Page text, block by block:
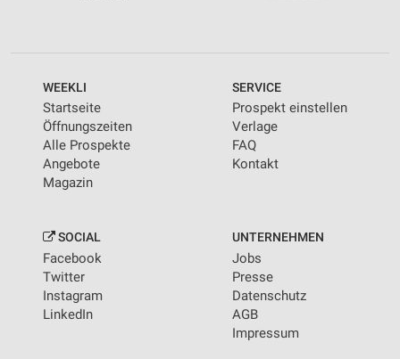
WEEKLI
Startseite
Öffnungszeiten
Alle Prospekte
Angebote
Magazin
SERVICE
Prospekt einstellen
Verlage
FAQ
Kontakt
SOCIAL
Facebook
Twitter
Instagram
LinkedIn
UNTERNEHMEN
Jobs
Presse
Datenschutz
AGB
Impressum